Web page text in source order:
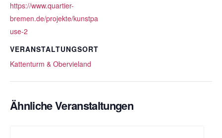
https://www.quartier-
bremen.de/projekte/kunstpa
use-2
VERANSTALTUNGSORT
Kattenturm & Obervieland
Ähnliche Veranstaltungen